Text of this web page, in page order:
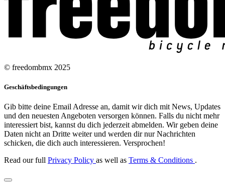
© freedombmx 2025
Geschäftsbedingungen
Gib bitte deine Email Adresse an, damit wir dich mit News, Updates
und den neuesten Angeboten versorgen können. Falls du nicht mehr
interessiert bist, kannst du dich jederzeit abmelden. Wir geben deine
Daten nicht an Dritte weiter und werden dir nur Nachrichten
schicken, die dich auch interessieren. Versprochen!
Read our full Privacy Policy as well as Terms & Conditions .